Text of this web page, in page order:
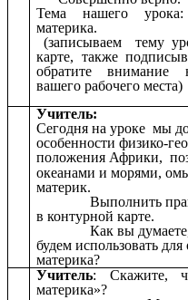
Тема нашего
материка.
(записываем тему
карте, также
обратите внимание
вашего рабочего места)
Учитель:
Сегодня на уроке мы
особенности физико-
положения Африки,
океанами и морями,
материк.
Выполнить
в контурной карте.
Как вы
будем использовать
материка?
Учитель: Скажите,
материка»?